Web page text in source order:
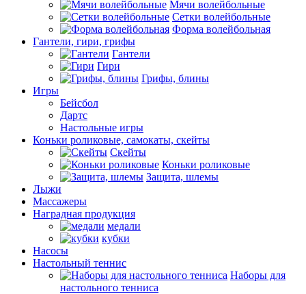
Мячи волейбольные
Сетки волейбольные
Форма волейбольная
Гантели, гири, грифы
Гантели
Гири
Грифы, блины
Игры
Бейсбол
Дартс
Настольные игры
Коньки роликовые, самокаты, скейты
Скейты
Коньки роликовые
Защита, шлемы
Лыжи
Массажеры
Наградная продукция
медали
кубки
Насосы
Настольный теннис
Наборы для
настольного тенниса